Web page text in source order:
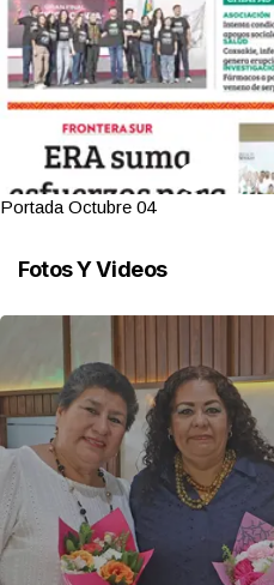
Portada Octubre 04
Fotos Y Videos